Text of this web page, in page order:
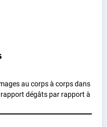
au corps à corps dans
rapport dégâts par rapport à